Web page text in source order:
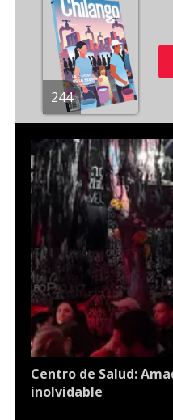
244
Centro de Salud:
inolvidable